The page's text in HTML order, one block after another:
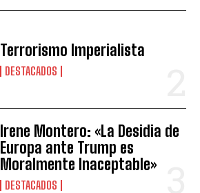
Terrorismo Imperialista
DESTACADOS
Irene Montero: «La Desidia de
Europa ante Trump es
Moralmente Inaceptable»
DESTACADOS